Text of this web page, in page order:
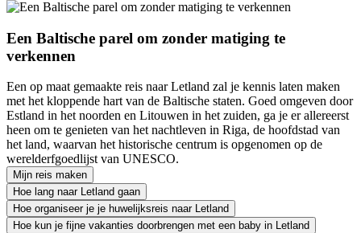
Een Baltische parel om zonder matiging te
verkennen
Een op maat gemaakte reis naar Letland zal je kennis laten maken
met het kloppende hart van de Baltische staten. Goed omgeven door
Estland in het noorden en Litouwen in het zuiden, ga je er allereerst
heen om te genieten van het nachtleven in Riga, de hoofdstad van
het land, waarvan het historische centrum is opgenomen op de
werelderfgoedlijst van UNESCO.
Mijn reis maken
Hoe lang naar Letland gaan
Hoe organiseer je je huwelijksreis naar Letland
Hoe kun je fijne vakanties doorbrengen met een baby in Letland